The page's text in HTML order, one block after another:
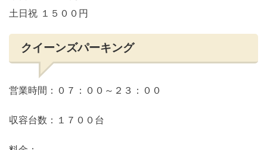
土日祝 １５００円
クイーンズパーキング
営業時間：０７：００～２３：００
収容台数：１７００台